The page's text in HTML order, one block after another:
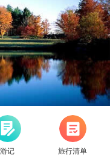
游记 旅行清单